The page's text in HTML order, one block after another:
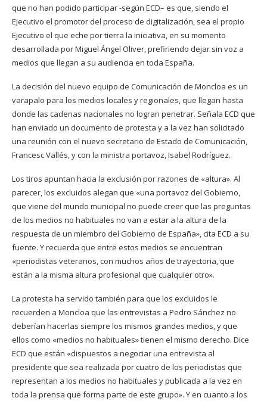
que no han podido participar -según ECD– es que, siendo el
Ejecutivo el promotor del proceso de digitalización, sea el propio
Ejecutivo el que eche por tierra la iniciativa, en su momento
desarrollada por Miguel Ángel Oliver, prefiriendo dejar sin voz a
medios que llegan a su audiencia en toda España.
La decisión del nuevo equipo de Comunicación de Moncloa es un
varapalo para los medios locales y regionales, que llegan hasta
donde las cadenas nacionales no logran penetrar. Señala ECD que
han enviado un documento de protesta y a la vez han solicitado
una reunión con el nuevo secretario de Estado de Comunicación,
Francesc Vallés, y con la ministra portavoz, Isabel Rodríguez.
Los tiros apuntan hacia la exclusión por razones de «altura». Al
parecer, los excluidos alegan que «una portavoz del Gobierno,
que viene del mundo municipal no puede creer que las preguntas
de los medios no habituales no van a estar a la altura de la
respuesta de un miembro del Gobierno de España», cita ECD a su
fuente. Y recuerda que entre estos medios se encuentran
«periodistas veteranos, con muchos años de trayectoria, que
están a la misma altura profesional que cualquier otro».
La protesta ha servido también para que los excluidos le
recuerden a Moncloa que las entrevistas a Pedro Sánchez no
deberían hacerlas siempre los mismos grandes medios, y que
ellos como «medios no habituales» tienen el mismo derecho. Dice
ECD que están «dispuestos a negociar una entrevista al
presidente que sea realizada por cuatro de los periodistas que
representan a los medios no habituales y publicada a la vez en
toda la prensa que forma parte de este grupo». Y en cuanto a los